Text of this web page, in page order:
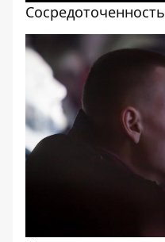
Сосредоточенность